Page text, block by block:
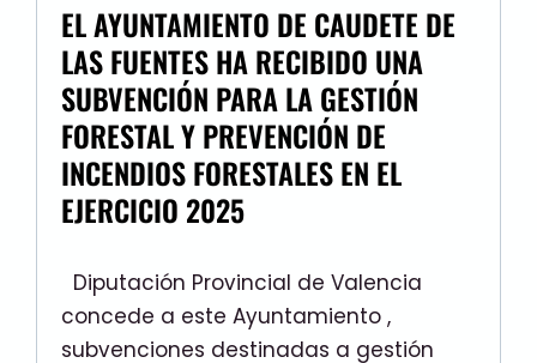
EL AYUNTAMIENTO DE CAUDETE DE
LAS FUENTES HA RECIBIDO UNA
SUBVENCIÓN PARA LA GESTIÓN
FORESTAL Y PREVENCIÓN DE
INCENDIOS FORESTALES EN EL
EJERCICIO 2025
Diputación Provincial de Valencia
concede a este Ayuntamiento ,
subvenciones destinadas a gestión